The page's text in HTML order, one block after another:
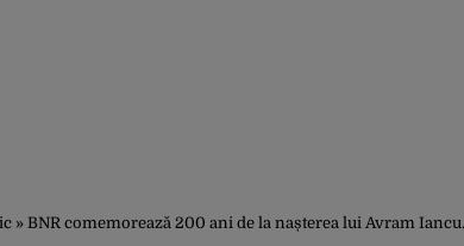
» BNR comemorează 200 ani de la nașterea lui Avram